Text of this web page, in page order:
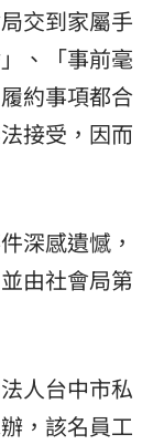
交到家屬手
、「事前毫
約事項都合
接受，因而
深感遺憾，
由社會局第
人台中市私
，該名員工